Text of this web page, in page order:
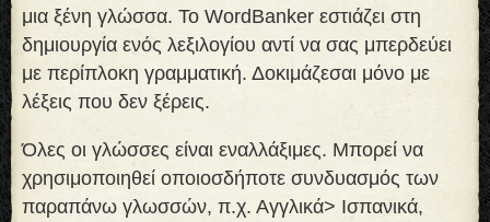
μια ξένη γλώσσα. Το WordBanker εστιάζει στη
δημιουργία ενός λεξιλογίου αντί να σας μπερδεύει
με περίπλοκη γραμματική. Δοκιμάζεσαι μόνο με
λέξεις που δεν ξέρεις.
Όλες οι γλώσσες είναι εναλλάξιμες. Μπορεί να
χρησιμοποιηθεί οποιοσδήποτε συνδυασμός των
παραπάνω γλωσσών, π.χ. Αγγλικά> Ισπανικά,